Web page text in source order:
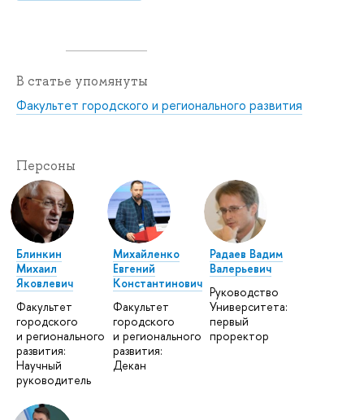
В статье упомянуты
Факультет городского и регионального развития
Персоны
Блинкин
Михаил
Яковлевич
Факультет
городского
и регионального
развития:
Научный
руководитель
Михайленко
Евгений
Константинович
Факультет
городского
и регионального
развития:
Декан
Радаев Вадим
Валерьевич
Руководство
Университета:
первый
проректор